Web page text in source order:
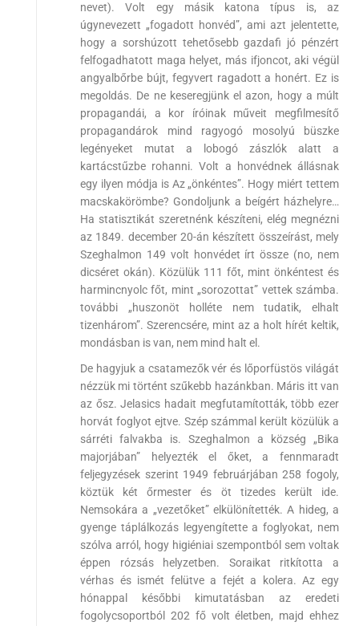
nevet). Volt egy másik katona típus is, az
úgynevezett „fogadott honvéd”, ami azt jelentette,
hogy a sorshúzott tehetősebb gazdafi jó pénzért
felfogadhatott maga helyet, más ifjoncot, aki végül
angyalbőrbe bújt, fegyvert ragadott a honért. Ez is
megoldás. De ne keseregjünk el azon, hogy a múlt
propagandái, a kor íróinak műveit megfilmesítő
propagandárok mind ragyogó mosolyú büszke
legényeket mutat a lobogó zászlók alatt a
kartácstűzbe rohanni. Volt a honvédnek állásnak
egy ilyen módja is Az „önkéntes”. Hogy miért tettem
macskakörömbe? Gondoljunk a beígért házhelyre…
Ha statisztikát szeretnénk készíteni, elég megnézni
az 1849. december 20-án készített összeírást, mely
Szeghalmon 149 volt honvédet írt össze (no, nem
dicséret okán). Közülük 111 főt, mint önkéntest és
harmincnyolc főt, mint „sorozottat” vettek számba.
további „huszonöt holléte nem tudatik, elhalt
tizenhárom”. Szerencsére, mint az a holt hírét keltik,
mondásban is van, nem mind halt el.
De hagyjuk a csatamezők vér és lőporfüstös világát
nézzük mi történt szűkebb hazánkban. Máris itt van
az ősz. Jelasics hadait megfutamították, több ezer
horvát foglyot ejtve. Szép számmal került közülük a
sárréti falvakba is. Szeghalmon a község „Bika
majorjában” helyezték el őket, a fennmaradt
feljegyzések szerint 1949 februárjában 258 fogoly,
köztük két őrmester és öt tizedes került ide.
Nemsokára a „vezetőket” elkülönítették. A hideg, a
gyenge táplálkozás legyengítette a foglyokat, nem
szólva arról, hogy higiéniai szempontból sem voltak
éppen rózsás helyzetben. Soraikat ritkította a
vérhas és ismét felütve a fejét a kolera. Az egy
hónappal későbbi kimutatásban az eredeti
fogolycsoportból 202 fő volt életben, majd ehhez